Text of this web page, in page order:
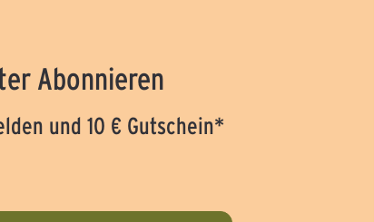
Abonnieren
und 10 € Gutschein*